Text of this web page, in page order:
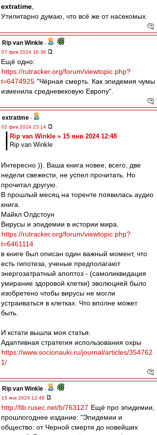
extratime
Утилитарно думаю, что всё же от насекомых.
Rip van Winkle -
07 фев 2024 16:36
Ещё одно:
https://rutracker.org/forum/viewtopic.php?
t=6474925 "Чёрная смерть. Как эпидемия чумы
изменила средневековую Европу".
extratime -
02 фев 2024 23:14
Rip van Winkle » 15 янв 2024 12:48
Rip van Winkle
Интересно )). Ваша книга новее, всего, две
недели свежести, не успел прочитать. Но
прочитал другую.
В прошлый месяц на торенте появилась аудио
книга.
Майкл Олдстоун
Вирусы и эпидемии в истории мира.
https://rutracker.org/forum/viewtopic.php?
t=6461114
в книге был описан один важный момент, что
есть гипотеза, ученые предполагают
энергозатратный апоптоз - (самоликвидация
умирание здоровой клетки) эволюцией было
изобретено чтобы вирусы не могли
устраиваться в клетках. Что вполне может
быть.
И кстати вышла моя статья.
Адаптивная стратегия использования охры
https://www.socionauki.ru/journal/articles/354762
1/
Rip van Winkle -
15 янв 2024 12:48
http://lib.rusec.net/b/763127 Ещё про эпидемии,
прошлогоднее издание: "Эпидемии и
общество: от Черной смерти до новейших